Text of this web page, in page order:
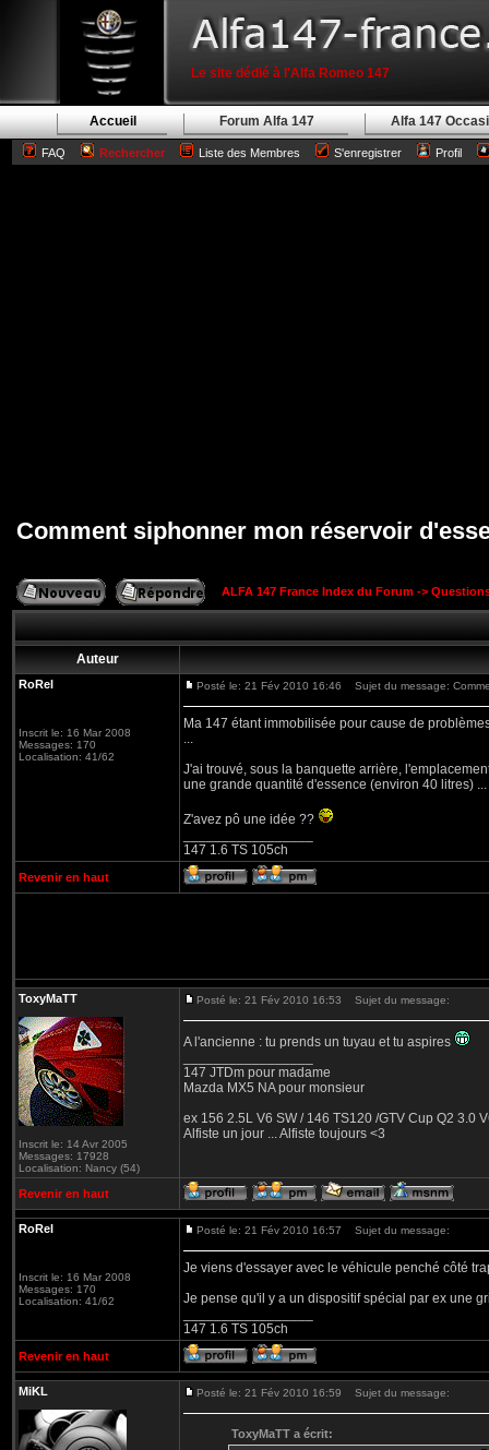
Le site dédié à l'Alfa Romeo 147
Accueil Forum Alfa 147 Alfa 147
FAQ Rechercher Liste des Membres S'enregistrer Profil
Comment siphonner mon réservoir
ALFA 147 France Index du Forum ->
Auteur
RoRel
Inscrit le: 16 Mar 2008
Messages: 170
Localisation: 41/62
Posté le: 21 Fév 2010 16:46 Sujet du message:
Ma 147 étant immobilisée pour cause de
...
J'ai trouvé, sous la banquette arrière,
une grande quantité d'essence (environ 40 litres) ...
Z'avez pô une idée ??
147 1.6 TS 105ch
Revenir en haut
ToxyMaTT
Inscrit le: 14 Avr 2005
Messages: 17928
Localisation: Nancy (54)
Posté le: 21 Fév 2010 16:53 Sujet du message:
A l'ancienne : tu prends un tuyau et tu aspires
147 JTDm pour madame
Mazda MX5 NA pour monsieur
ex 156 2.5L V6 SW / 146 TS120 /GTV Cup Q2 3.0
Alfiste un jour ... Alfiste toujours <3
Revenir en haut
RoRel
Inscrit le: 16 Mar 2008
Messages: 170
Localisation: 41/62
Posté le: 21 Fév 2010 16:57 Sujet du message:
Je viens d'essayer avec le véhicule penché côté
Je pense qu'il y a un dispositif spécial par ex une
147 1.6 TS 105ch
Revenir en haut
MiKL Posté le: 21 Fév 2010 16:59 Sujet du message:
ToxyMaTT a écrit: